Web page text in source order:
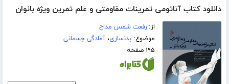
دانلود کتاب آناتومی تمرینات مقاومتی و علم تمرین ویژه بانوان
از:رفعت شمس مداح
موضوع:بدنسازی،آمادگی جسمانی
۱۹۵ صفحه